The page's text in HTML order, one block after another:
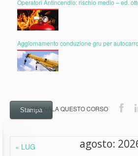
Operatori Antincendio: rischio medio – ed.
Aggiornamento conduzione gru per
Stampa
« LUG agosto: